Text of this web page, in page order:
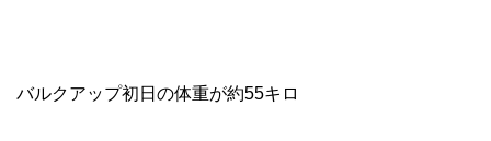
バルクアップ初日の体重が約55キロ